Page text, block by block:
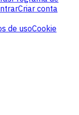
Criar conta
de usoCookie